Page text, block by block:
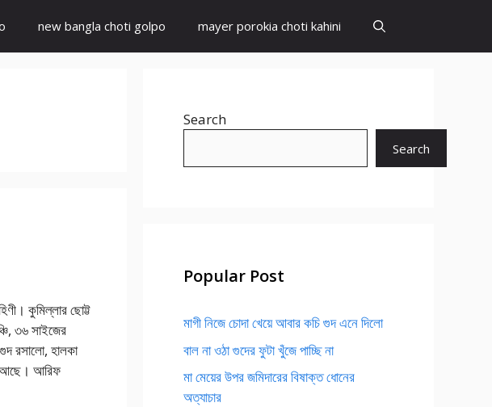
new bangla choti golpo mayer porokia choti kahini
কুমিল্লার ছোট্ট
৩৬ সাইজের
রসালো, হালকা
আছে। আরিফ
Search
Search
Popular Post
মাগী নিজে চোদা খেয়ে আবার কচি গুদ এনে দিলো
বাল না ওঠা গুদের ফুটা খুঁজে পাচ্ছি না
মা মেয়ের উপর জমিদারের বিষাক্ত ধোনের
অত্যাচার